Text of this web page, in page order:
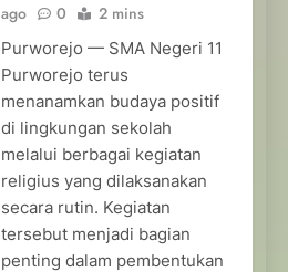
ago
0 2 mins
Purworejo — SMA Negeri 11
Purworejo terus
menanamkan budaya positif
di lingkungan sekolah
melalui berbagai kegiatan
religius yang dilaksanakan
secara rutin. Kegiatan
tersebut menjadi bagian
penting dalam pembentukan